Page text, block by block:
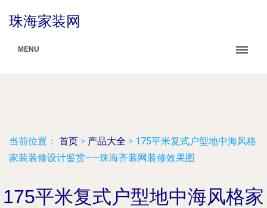
珠海家装网
MENU
当前位置： 首页 > 产品大全 > 175平米复式户型地中海风格
家装装修设计鉴赏——珠海齐装网装修效果图
175平米复式户型地中海风格家